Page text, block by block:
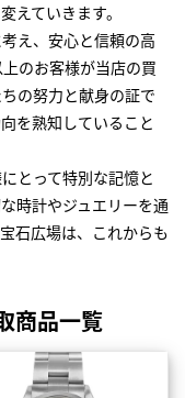
えていきます。
え、安心と信頼の高
のお客様が当店の買
の努力と献身の証で
を熟知していること
とって特別な記憶と
時計やジュエリーを通
石広場は、これからも
商品一覧